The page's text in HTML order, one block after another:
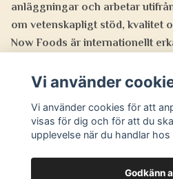
anläggningaroch arbetar
om vetenskapligt stöd, kvalitet
Now Foods är internationellt
spårbarhet och tillförlitlighet.
Recensioner
Vi använder
Vi använder cookies för att
visas för dig och för att du
upplevelse när du handlar hos
Godkänn